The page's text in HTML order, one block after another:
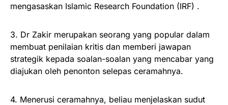
mengasaskan Islamic Research Foundation (IRF) .
3. Dr Zakir merupakan seorang yang popular dalam
membuat penilaian kritis dan memberi jawapan
strategik kepada soalan-soalan yang mencabar yang
diajukan oleh penonton selepas ceramahnya.
4. Menerusi ceramahnya, beliau menjelaskan sudut